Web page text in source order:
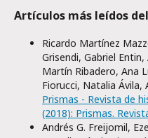
Artículos más leídos
Ricardo Martínez
Grisendi, Gabriel
Martín Ribadero, Ana
Fiorucci, Natalia Ávila,
Prismas - Revista de
(2018): Prismas.
Andrés G. Freijomil,